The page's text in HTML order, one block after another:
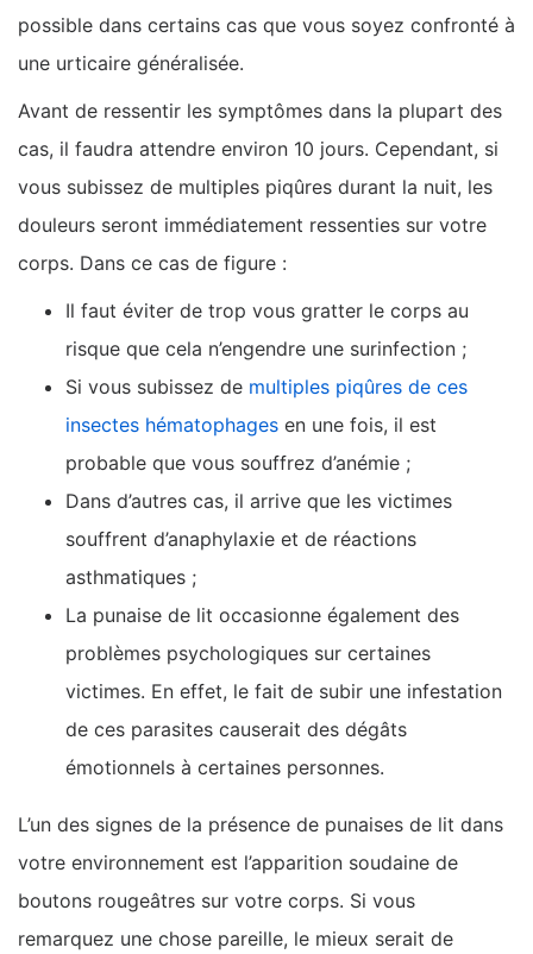
possible dans certains cas que vous soyez confronté à
une urticaire généralisée.
Avant de ressentir les symptômes dans la plupart des
cas, il faudra attendre environ 10 jours. Cependant, si
vous subissez de multiples piqûres durant la nuit, les
douleurs seront immédiatement ressenties sur votre
corps. Dans ce cas de figure :
Il faut éviter de trop vous gratter le corps au
risque que cela n’engendre une surinfection ;
Si vous subissez de multiples piqûres de ces
insectes hématophages en une fois, il est
probable que vous souffrez d’anémie ;
Dans d’autres cas, il arrive que les victimes
souffrent d’anaphylaxie et de réactions
asthmatiques ;
La punaise de lit occasionne également des
problèmes psychologiques sur certaines
victimes. En effet, le fait de subir une infestation
de ces parasites causerait des dégâts
émotionnels à certaines personnes.
L’un des signes de la présence de punaises de lit dans
votre environnement est l’apparition soudaine de
boutons rougeâtres sur votre corps. Si vous
remarquez une chose pareille, le mieux serait de